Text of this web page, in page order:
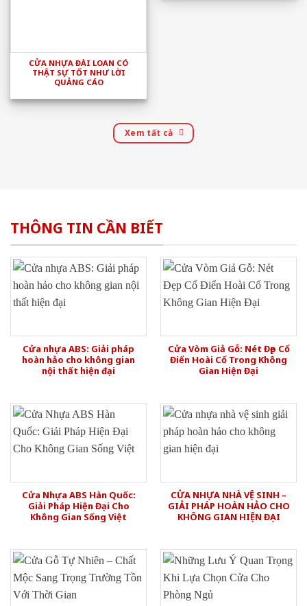
CỬA NHỰA ĐÀI LOAN CÓ
THẬT SỰ TỐT NHƯ LỜI
QUẢNG CÁO
Xem tất cả
THÔNG TIN CẦN BIẾT
Cửa nhựa ABS: Giải pháp
hoàn hảo cho không gian
nội thất hiện đại
Cửa Vòm Giả Gỗ: Nét Đẹp Cổ
Điển Hoài Cổ Trong Không
Gian Hiện Đại
Cửa Nhựa ABS Hàn Quốc:
Giải Pháp Hiện Đại Cho
Không Gian Sống Việt
CỬA NHỰA NHÀ VỆ SINH –
GIẢI PHÁP HOÀN HẢO CHO
KHÔNG GIAN HIỆN ĐẠI